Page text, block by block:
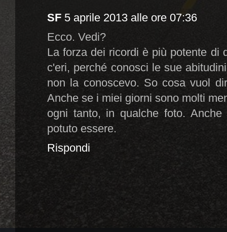
SF 5 aprile 2013 alle ore 07:36
Ecco. Vedi?
La forza dei ricordi è più potente di
c'eri, perché conosci le sue
non la conoscevo. So cosa vuol
Anche se i miei giorni sono molti
ogni tanto, in qualche foto.
potuto essere.
Rispondi